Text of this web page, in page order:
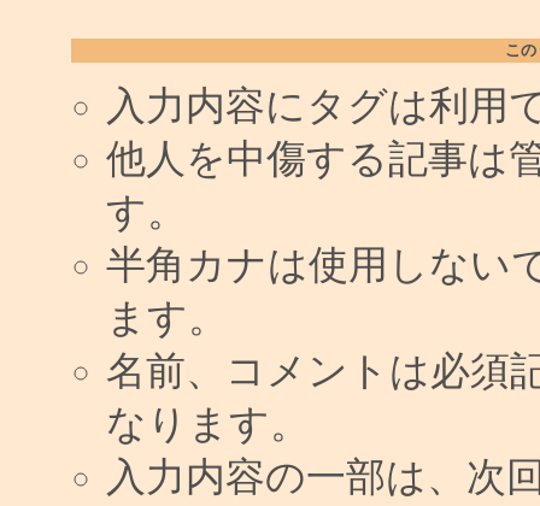
こ
入力内容にタグは利用
他人を中傷する記事は
す。
半角カナは使用しない
ます。
名前、コメントは必須
なります。
入力内容の一部は、次